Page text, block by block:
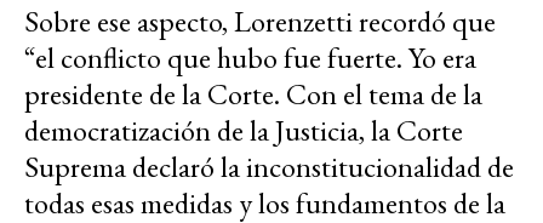
Sobre ese aspecto, Lorenzetti recordó que
“el conflicto que hubo fue fuerte. Yo era
presidente de la Corte. Con el tema de la
democratización de la Justicia, la Corte
Suprema declaró la inconstitucionalidad de
todas esas medidas y los fundamentos de la